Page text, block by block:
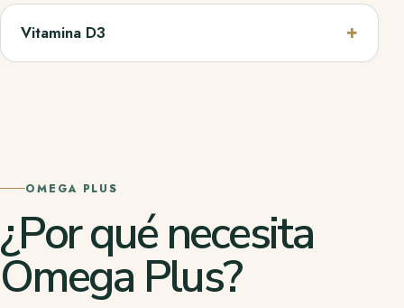
Vitamina D3
OMEGA PLUS
¿Por qué necesita
Omega Plus?